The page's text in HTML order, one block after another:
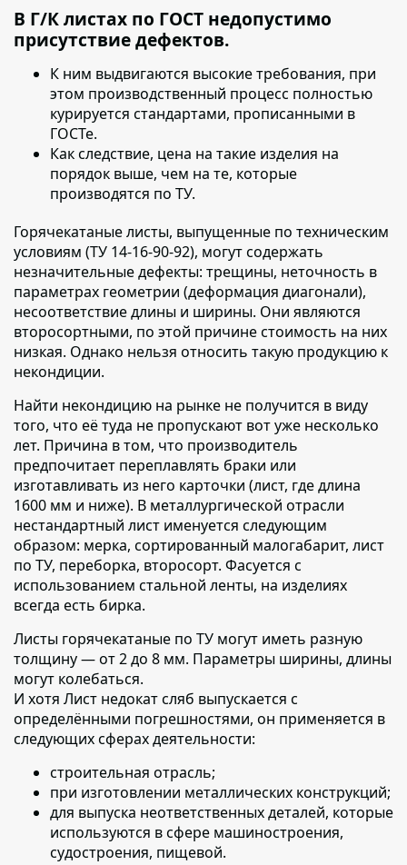
В Г/К листах по ГОСТ недопустимо
присутствие дефектов.
К ним выдвигаются высокие требования, при
этом производственный процесс полностью
курируется стандартами, прописанными в
ГОСТе.
Как следствие, цена на такие изделия на
порядок выше, чем на те, которые
производятся по ТУ.
Горячекатаные листы, выпущенные по техническим
условиям (ТУ 14-16-90-92), могут содержать
незначительные дефекты: трещины, неточность в
параметрах геометрии (деформация диагонали),
несоответствие длины и ширины. Они являются
второсортными, по этой причине стоимость на них
низкая. Однако нельзя относить такую продукцию к
некондиции.
Найти некондицию на рынке не получится в виду
того, что её туда не пропускают вот уже несколько
лет. Причина в том, что производитель
предпочитает переплавлять браки или
изготавливать из него карточки (лист, где длина
1600 мм и ниже). В металлургической отрасли
нестандартный лист именуется следующим
образом: мерка, сортированный малогабарит, лист
по ТУ, переборка, второсорт. Фасуется с
использованием стальной ленты, на изделиях
всегда есть бирка.
Листы горячекатаные по ТУ могут иметь разную
толщину — от 2 до 8 мм. Параметры ширины, длины
могут колебаться.
И хотя Лист недокат сляб выпускается с
определёнными погрешностями, он применяется в
следующих сферах деятельности:
строительная отрасль;
при изготовлении металлических конструкций;
для выпуска неответственных деталей, которые
используются в сфере машиностроения,
судостроения, пищевой.